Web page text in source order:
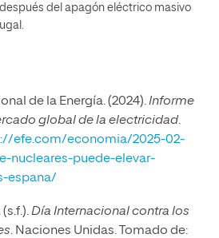
del apagón eléctrico masivo
de la Energía. (2024).Informe
global de la electricidad.
efe.com/economia/2025-02-
nucleares-puede-elevar-
espana/
Día Internacional contra los
. Naciones Unidas. Tomado de: